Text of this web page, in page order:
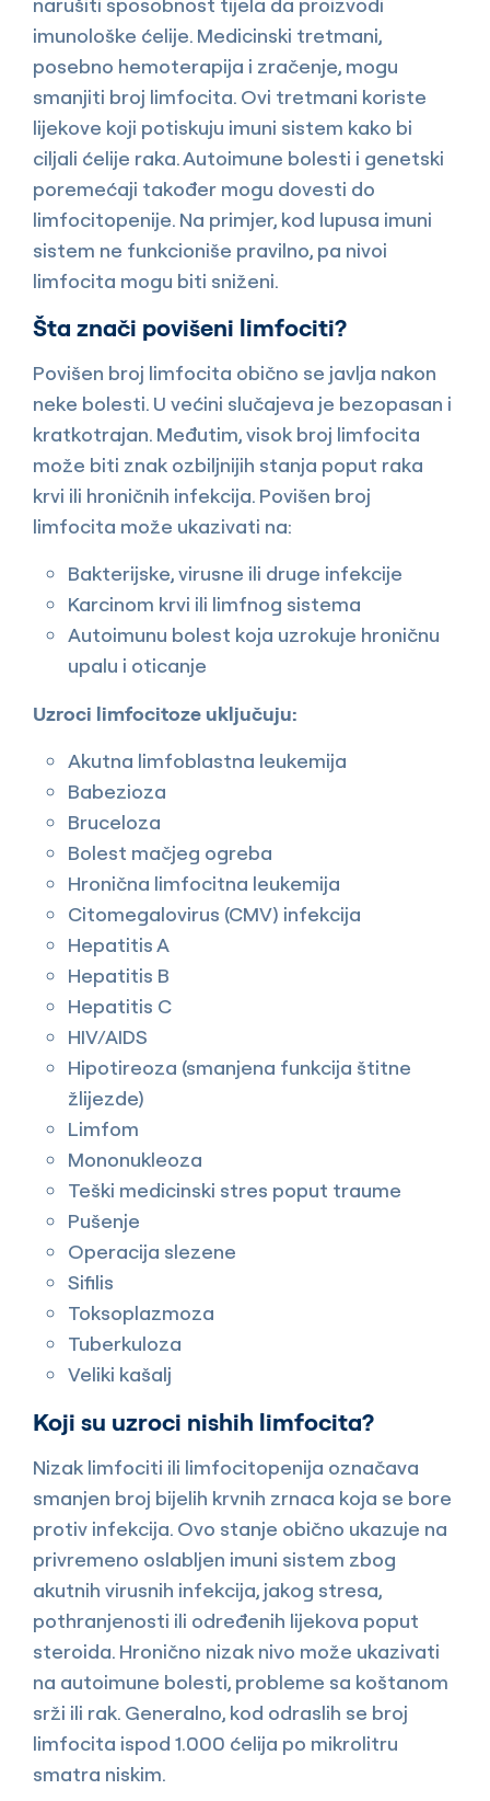
narušiti sposobnost tijela da proizvodi
imunološke ćelije. Medicinski tretmani,
posebno hemoterapija i zračenje, mogu
smanjiti broj limfocita. Ovi tretmani koriste
lijekove koji potiskuju imuni sistem kako bi
ciljali ćelije raka. Autoimune bolesti i genetski
poremećaji također mogu dovesti do
limfocitopenije. Na primjer, kod lupusa imuni
sistem ne funkcioniše pravilno, pa nivoi
limfocita mogu biti sniženi.
Šta znači povišeni limfociti?
Povišen broj limfocita obično se javlja nakon
neke bolesti. U većini slučajeva je bezopasan i
kratkotrajan. Međutim, visok broj limfocita
može biti znak ozbiljnijih stanja poput raka
krvi ili hroničnih infekcija. Povišen broj
limfocita može ukazivati na:
Bakterijske, virusne ili druge infekcije
Karcinom krvi ili limfnog sistema
Autoimunu bolest koja uzrokuje hroničnu
upalu i oticanje
Uzroci limfocitoze uključuju:
Akutna limfoblastna leukemija
Babezioza
Bruceloza
Bolest mačjeg ogreba
Hronična limfocitna leukemija
Citomegalovirus (CMV) infekcija
Hepatitis A
Hepatitis B
Hepatitis C
HIV/AIDS
Hipotireoza (smanjena funkcija štitne
žlijezde)
Limfom
Mononukleoza
Teški medicinski stres poput traume
Pušenje
Operacija slezene
Sifilis
Toksoplazmoza
Tuberkuloza
Veliki kašalj
Koji su uzroci nishih limfocita?
Nizak limfociti ili limfocitopenija označava
smanjen broj bijelih krvnih zrnaca koja se bore
protiv infekcija. Ovo stanje obično ukazuje na
privremeno oslabljen imuni sistem zbog
akutnih virusnih infekcija, jakog stresa,
pothranjenosti ili određenih lijekova poput
steroida. Hronično nizak nivo može ukazivati
na autoimune bolesti, probleme sa koštanom
srži ili rak. Generalno, kod odraslih se broj
limfocita ispod 1.000 ćelija po mikrolitru
smatra niskim.